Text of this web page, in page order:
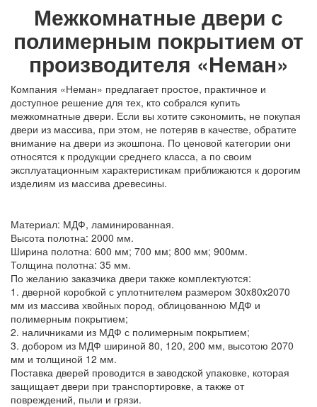
Межкомнатные двери с
полимерным покрытием от
производителя «Неман»
Компания «Неман» предлагает простое, практичное и
доступное решение для тех, кто собрался купить
межкомнатные двери. Если вы хотите сэкономить, не покупая
двери из массива, при этом, не потеряв в качестве, обратите
внимание на двери из экошпона. По ценовой категории они
относятся к продукции среднего класса, а по своим
эксплуатационным характеристикам приближаются к дорогим
изделиям из массива древесины.
Материал: МДФ, ламинированная.
Высота полотна: 2000 мм.
Ширина полотна: 600 мм; 700 мм; 800 мм; 900мм.
Толщина полотна: 35 мм.
По желанию заказчика двери также комплектуются:
1. дверной коробкой с уплотнителем размером 30x80x2070
мм из массива хвойных пород, облицованною МДФ и
полимерным покрытием;
2. наличниками из МДФ с полимерным покрытием;
3. добором из МДФ шириной 80, 120, 200 мм, высотою 2070
мм и толщиной 12 мм.
Поставка дверей проводится в заводской упаковке, которая
защищает двери при транспортировке, а также от
повреждений, пыли и грязи.